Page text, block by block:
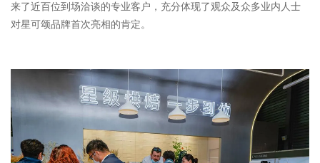
来了近百位到场洽谈的专业客户，充分体现了观众及众多业内人士
对星可颂品牌首次亮相的肯定。